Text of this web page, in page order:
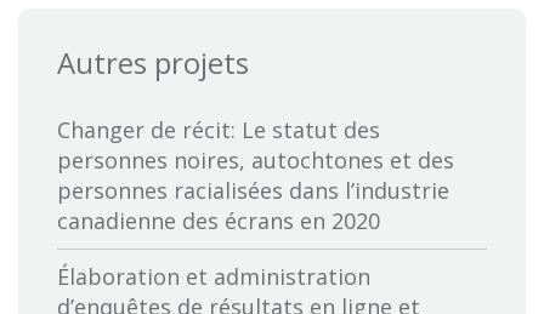
autochtones
Calgary International Film Festival
Canadian Cable Television Association
Canadian Media Producers Association
Autres projets
Changer de récit: Le statut des
personnes noires, autochtones et des
personnes racialisées dans l’industrie
canadienne des écrans en 2020
Élaboration et administration
d’enquêtes de résultats en ligne et